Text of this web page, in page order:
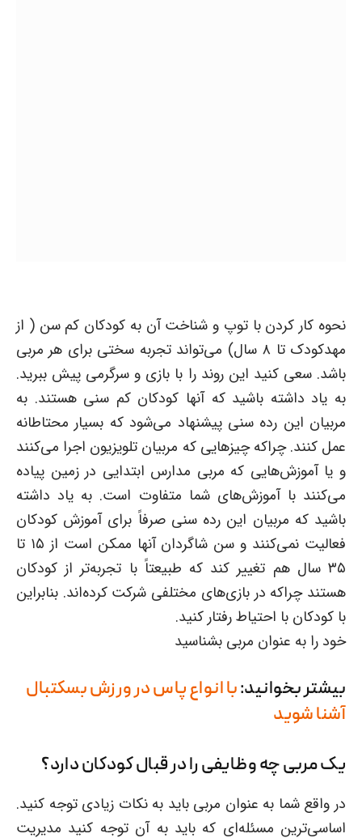
نحوه کار کردن با توپ و شناخت آن به کودکان کم سن ( از
مهدکودک تا ۸ سال) می‌تواند تجربه سختی برای هر مربی
باشد. سعی کنید این روند را با بازی و سرگرمی پیش ببرید.
به یاد داشته باشید که آنها کودکان کم سنی هستند. به
مربیان این رده سنی پیشنهاد می‌شود که بسیار محتاطانه
عمل کنند. چراکه چیزهایی که مربیان تلویزیون اجرا می‌کنند
و یا آموزش‌هایی که مربی مدارس ابتدایی در زمین پیاده
می‌کنند با آموزش‌های شما متفاوت است. به یاد داشته
باشید که مربیان این رده سنی صرفاً برای آموزش کودکان
فعالیت نمی‌کنند و سن شاگردان آنها ممکن است از ۱۵ تا
۳۵ سال هم تغییر کند که طبیعتاً با تجربه‌تر از کودکان
هستند چراکه در بازی‌های مختلفی شرکت کرده‌اند. بنابراین
با کودکان با احتیاط رفتار کنید.
خود را به عنوان مربی بشناسید
بیشتر بخوانید:با انواع پاس در ورزش بسکتبال
آشنا شوید
یک مربی چه وظایفی را در قبال کودکان دارد؟
در واقع شما به عنوان مربی باید به نکات زیادی توجه کنید.
اساسی‌ترین مسئله‌ای که باید به آن توجه کنید مدیریت